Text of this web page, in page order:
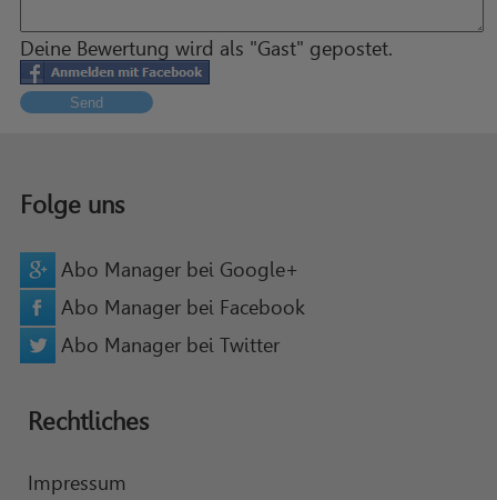
Deine Bewertung wird als "Gast" gepostet.
Send
Folge uns
Abo Manager bei Google+
Abo Manager bei Facebook
Abo Manager bei Twitter
Rechtliches
Impressum